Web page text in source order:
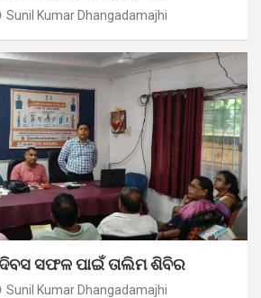
Sunil Kumar Dhangadamajhi
ଦିବସ ସଫଳ ପାଇଁ ତାଲିମ ଶିବିର
Sunil Kumar Dhangadamajhi